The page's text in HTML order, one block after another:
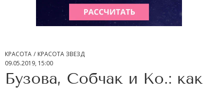
КРАСОТА
КРАСОТА ЗВЕЗД
09.05.2019, 15:00
Бузова, Собчак и Ко.: как